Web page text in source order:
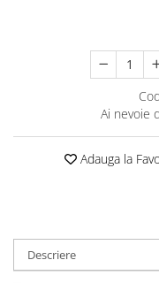
Ai nevoie
Adauga la
Descriere